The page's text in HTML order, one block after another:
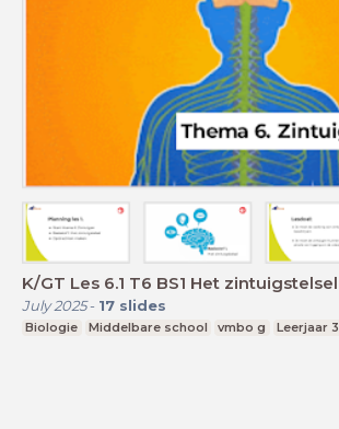
K/GT Les 6.1 T6 BS1 Het zintuigstelsel
July 2025- 17 slides
Biologie Middelbare school vmbo g Leerjaar 3